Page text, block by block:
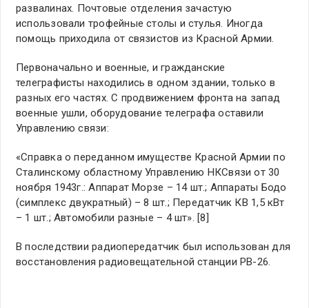
развалинах. Почтовые отделения зачастую
использовали трофейные столы и стулья. Иногда
помощь приходила от связистов из Красной Армии.
Первоначально и военные, и гражданские
телеграфисты находились в одном здании, только в
разных его частях. С продвижением фронта на запад
военные ушли, оборудование телеграфа оставили
Управлению связи:
«Справка о переданном имуществе Красной Армии по
Сталинскому областному Управлению НКСвязи от 30
ноября 1943г.: Аппарат Морзе – 14 шт.; Аппараты Бодо
(симплекс двукратный) – 8 шт.; Передатчик КВ 1,5 кВт
– 1 шт.; Автомобили разные – 4 шт». [8]
В последствии радиопередатчик был использован для
восстановления радиовещательной станции РВ-26.